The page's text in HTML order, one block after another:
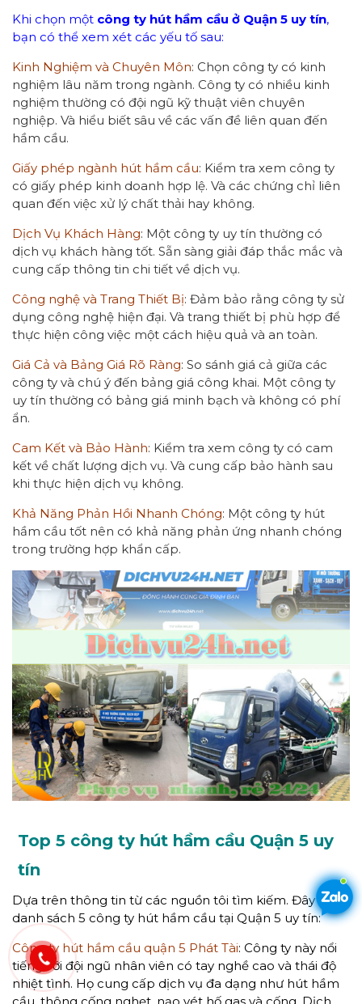
Khi chọn một công ty hút hầm cầu ở Quận 5 uy tín,
bạn có thể xem xét các yếu tố sau:
Kinh Nghiệm và Chuyên Môn: Chọn công ty có kinh
nghiệm lâu năm trong ngành. Công ty có nhiều kinh
nghiệm thường có đội ngũ kỹ thuật viên chuyên
nghiệp. Và hiểu biết sâu về các vấn đề liên quan đến
hầm cầu.
Giấy phép ngành hút hầm cầu: Kiểm tra xem công ty
có giấy phép kinh doanh hợp lệ. Và các chứng chỉ liên
quan đến việc xử lý chất thải hay không.
Dịch Vụ Khách Hàng: Một công ty uy tín thường có
dịch vụ khách hàng tốt. Sẵn sàng giải đáp thắc mắc và
cung cấp thông tin chi tiết về dịch vụ.
Công nghệ và Trang Thiết Bị: Đảm bảo rằng công ty sử
dụng công nghệ hiện đại. Và trang thiết bị phù hợp để
thực hiện công việc một cách hiệu quả và an toàn.
Giá Cả và Bảng Giá Rõ Ràng: So sánh giá cả giữa các
công ty và chú ý đến bảng giá công khai. Một công ty
uy tín thường có bảng giá minh bạch và không có phí
ẩn.
Cam Kết và Bảo Hành: Kiểm tra xem công ty có cam
kết về chất lượng dịch vụ. Và cung cấp bảo hành sau
khi thực hiện dịch vụ không.
Khả Năng Phản Hồi Nhanh Chóng: Một công ty hút
hầm cầu tốt nên có khả năng phản ứng nhanh chóng
trong trường hợp khẩn cấp.
Top 5 công ty hút hầm cầu Quận 5 uy
tín
Dựa trên thông tin từ các nguồn tôi tìm kiếm. Đây là
danh sách 5 công ty hút hầm cầu tại Quận 5 uy tín:
Công ty hút hầm cầu quận 5 Phát Tài: Công ty này nổi
tiếng với đội ngũ nhân viên có tay nghề cao và thái độ
nhiệt tình. Họ cung cấp dịch vụ đa dạng như hút hầm